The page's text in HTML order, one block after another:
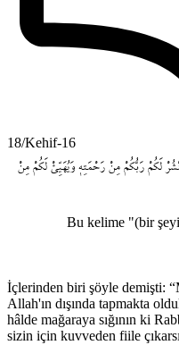
18/Kehif-16
لَكُمْ رَبُّكُمْ مِنْ رَحْمَتِه۪ وَيُهَيِّئْ لَكُمْ مِنْ
Bu kelime "(bir
İçlerinden biri şöyle demişti:
Allah'ın dışında tapmakta
hâlde mağaraya sığının ki
sizin için kuvveden fiile